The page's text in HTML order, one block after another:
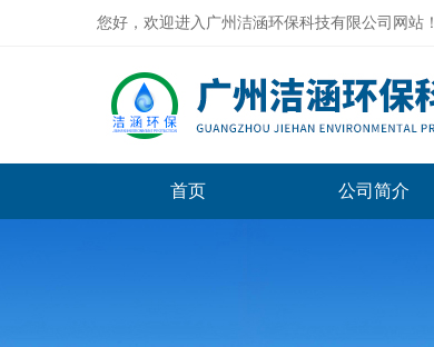
您好，欢迎进入广州洁涵环保科技有限公司网站！
首页 公司简介